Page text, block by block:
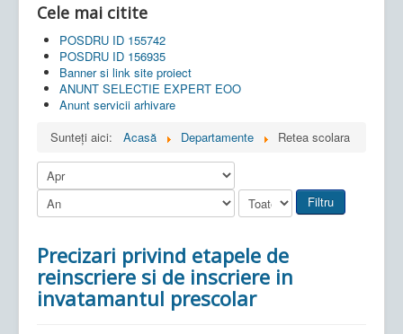
Cele mai citite
POSDRU ID 155742
POSDRU ID 156935
Banner si link site proiect
ANUNT SELECTIE EXPERT EOO
Anunt servicii arhivare
Sunteți aici:
Acasă Departamente Retea scolara
Filtru
Precizari privind etapele de
reinscriere si de inscriere in
invatamantul prescolar